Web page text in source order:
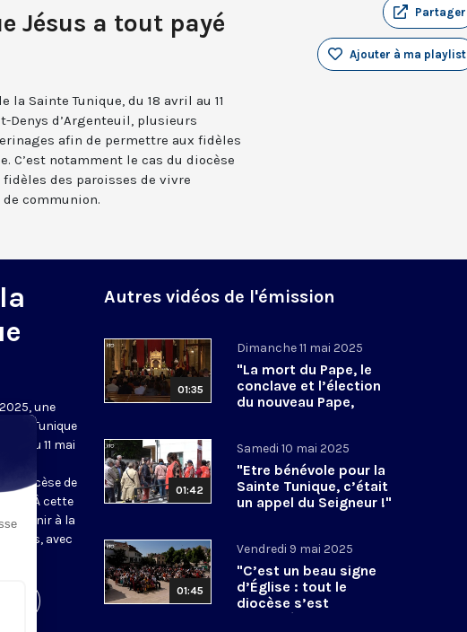
Jésus a tout payé
Partager
Ajouter à ma playlist
la Sainte Tunique, du 18 avril au 11
Denys d’Argenteuil, plusieurs
afin de permettre aux fidèles
C’est notamment le cas du diocèse
des paroisses de vivre
communion.
une
Tunique
au 11 mai
diocèse de
À cette
unir à la
avec
Autres vidéos de l'émission
01:35
Dimanche 11 mai 2025
"La mort du Pape, le
conclave et l’élection
du nouveau Pape,
01:42
Samedi 10 mai 2025
"Etre bénévole pour la
Sainte Tunique, c’était
un appel du Seigneur !"
01:45
Vendredi 9 mai 2025
"C’est un beau signe
d’Église : tout le
diocèse s’est
mobilisé"